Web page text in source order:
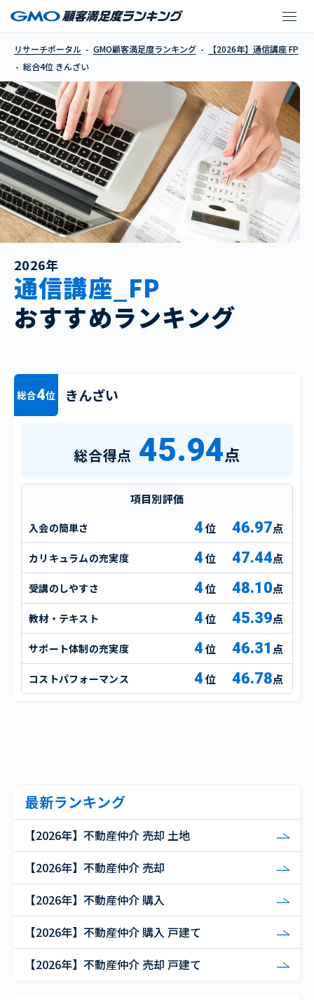
リサーチポータル GMO顧客満足度ランキング
【2026年】通信講座 FP
総合4位 きんざい
2026年
通信講座_FP
おすすめランキング
総合4位 きんざい
総合得点 45.94点
項目別評価
入会の簡単さ 4 46.97点
カリキュラムの充実度 4 47.44点
受講のしやすさ 4 48.10点
教材・テキスト 4 45.39点
サポート体制の充実度 4 46.31 点
コストパフォーマンス 4 46.78点
最新ランキング
【2026年】不動産仲介 売却 土地
【2026年】不動産仲介 売却
【2026年】不動産仲介 購入
【2026年】不動産仲介 購入 戸建て
【2026年】不動産仲介 売却 戸建て